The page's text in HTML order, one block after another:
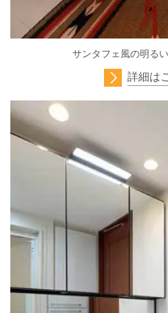
サンタフェ風の
詳細は